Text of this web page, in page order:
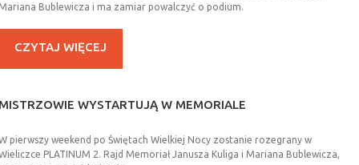
Bublewicza i ma zamiar powalczyć o podium.
CZYTAJ WIĘCEJ
WYSTARTUJĄ W MEMORIALE
pierwszy weekend po Świętach Wielkiej Nocy zostanie rozegrany w
PLATINUM 2. Rajd Memoriał Janusza Kuliga i Mariana Bublewicza,